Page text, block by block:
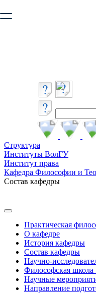
безопасную работу с
Структура
Институты ВолГУ
Институт права
Кафедра Философии и
Состав кафедры
Практическая
О кафедре
История кафедры
Состав кафедры
Научно-
Философская школа
Научные
Направление